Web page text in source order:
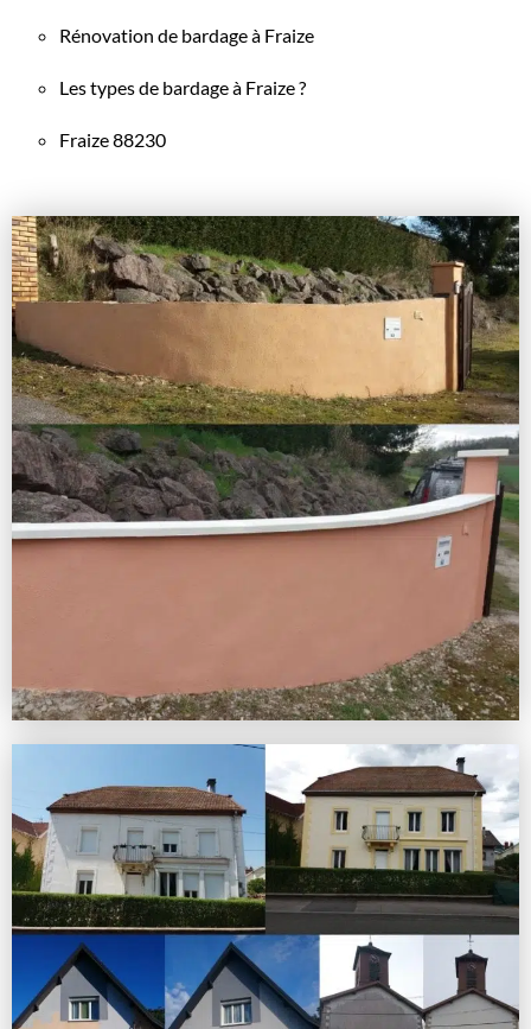
Rénovation de bardage à Fraize
Les types de bardage à Fraize ?
Fraize 88230